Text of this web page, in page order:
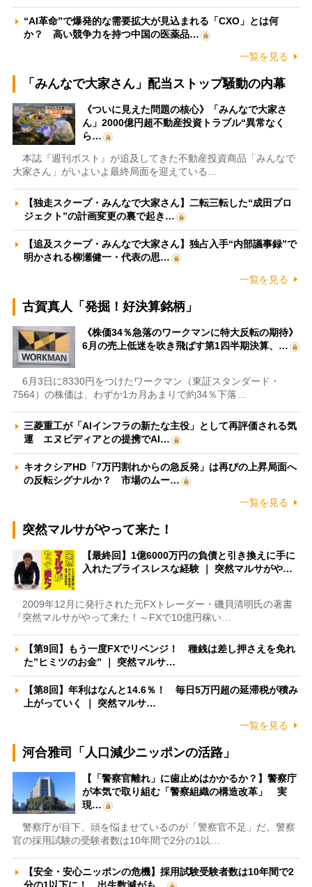
“AI革命”で爆発的な需要拡大が見込まれる「CXO」とは何
か？ 高い競争力を持つ中国の医薬品…
一覧を見る
「みんなで大家さん」配当ストップ騒動の内幕
《ついに見えた問題の核心》「みんなで大家さ
ん」2000億円超不動産投資トラブル“異常なく
ら…
本誌『週刊ポスト』が追及してきた不動産投資商品「みんなで
大家さん」がいよいよ最終局面を迎えている…
【独走スクープ・みんなで大家さん】二転三転した“成田プロ
ジェクト”の計画変更の裏で起き…
【追及スクープ・みんなで大家さん】独占入手“内部議事録”で
明かされる柳瀬健一・代表の思…
一覧を見る
古賀真人「発掘！好決算銘柄」
《株価34％急落のワークマンに特大反転の期待》
6月の売上低迷を吹き飛ばす第1四半期決算、…
6月3日に8330円をつけたワークマン（東証スタンダード・
7564）の株価は、わずか1カ月あまりで約34％下落…
三菱重工が「AIインフラの新たな主役」として再評価される気
運 エヌビディアとの提携でAI…
キオクシアHD「7万円割れからの急反発」は再びの上昇局面へ
の反転シグナルか？ 市場のムー…
一覧を見る
突然マルサがやって来た！
【最終回】1億6000万円の負債と引き換えに手に
入れたプライスレスな経験 ｜ 突然マルサがや…
2009年12月に発行された元FXトレーダー・磯貝清明氏の著書
『突然マルサがやって来た！～FXで10億円稼い…
【第9回】もう一度FXでリベンジ！ 種銭は差し押さえを免れ
た”ヒミツのお金” ｜ 突然マルサ…
【第8回】年利はなんと14.6％！ 毎日5万円超の延滞税が積み
上がっていく ｜ 突然マルサ…
一覧を見る
河合雅司「人口減少ニッポンの活路」
【「警察官離れ」に歯止めはかかるか？】警察庁
が本気で取り組む「警察組織の構造改革」 実
現…
警察庁が目下、頭を悩ませているのが「警察官不足」だ。警察
官の採用試験の受験者数は10年間で2分の1以…
【安全・安心ニッポンの危機】採用試験受験者数は10年間で2